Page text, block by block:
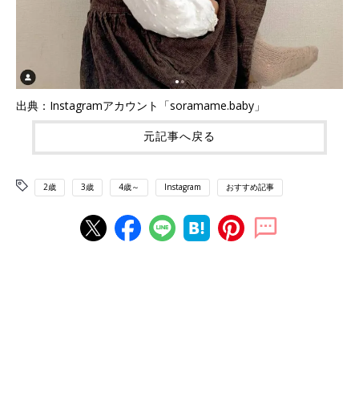
出典：Instagramアカウント「soramame.baby」
元記事へ戻る
2歳 3歳 4歳～ Instagram おすすめ記事